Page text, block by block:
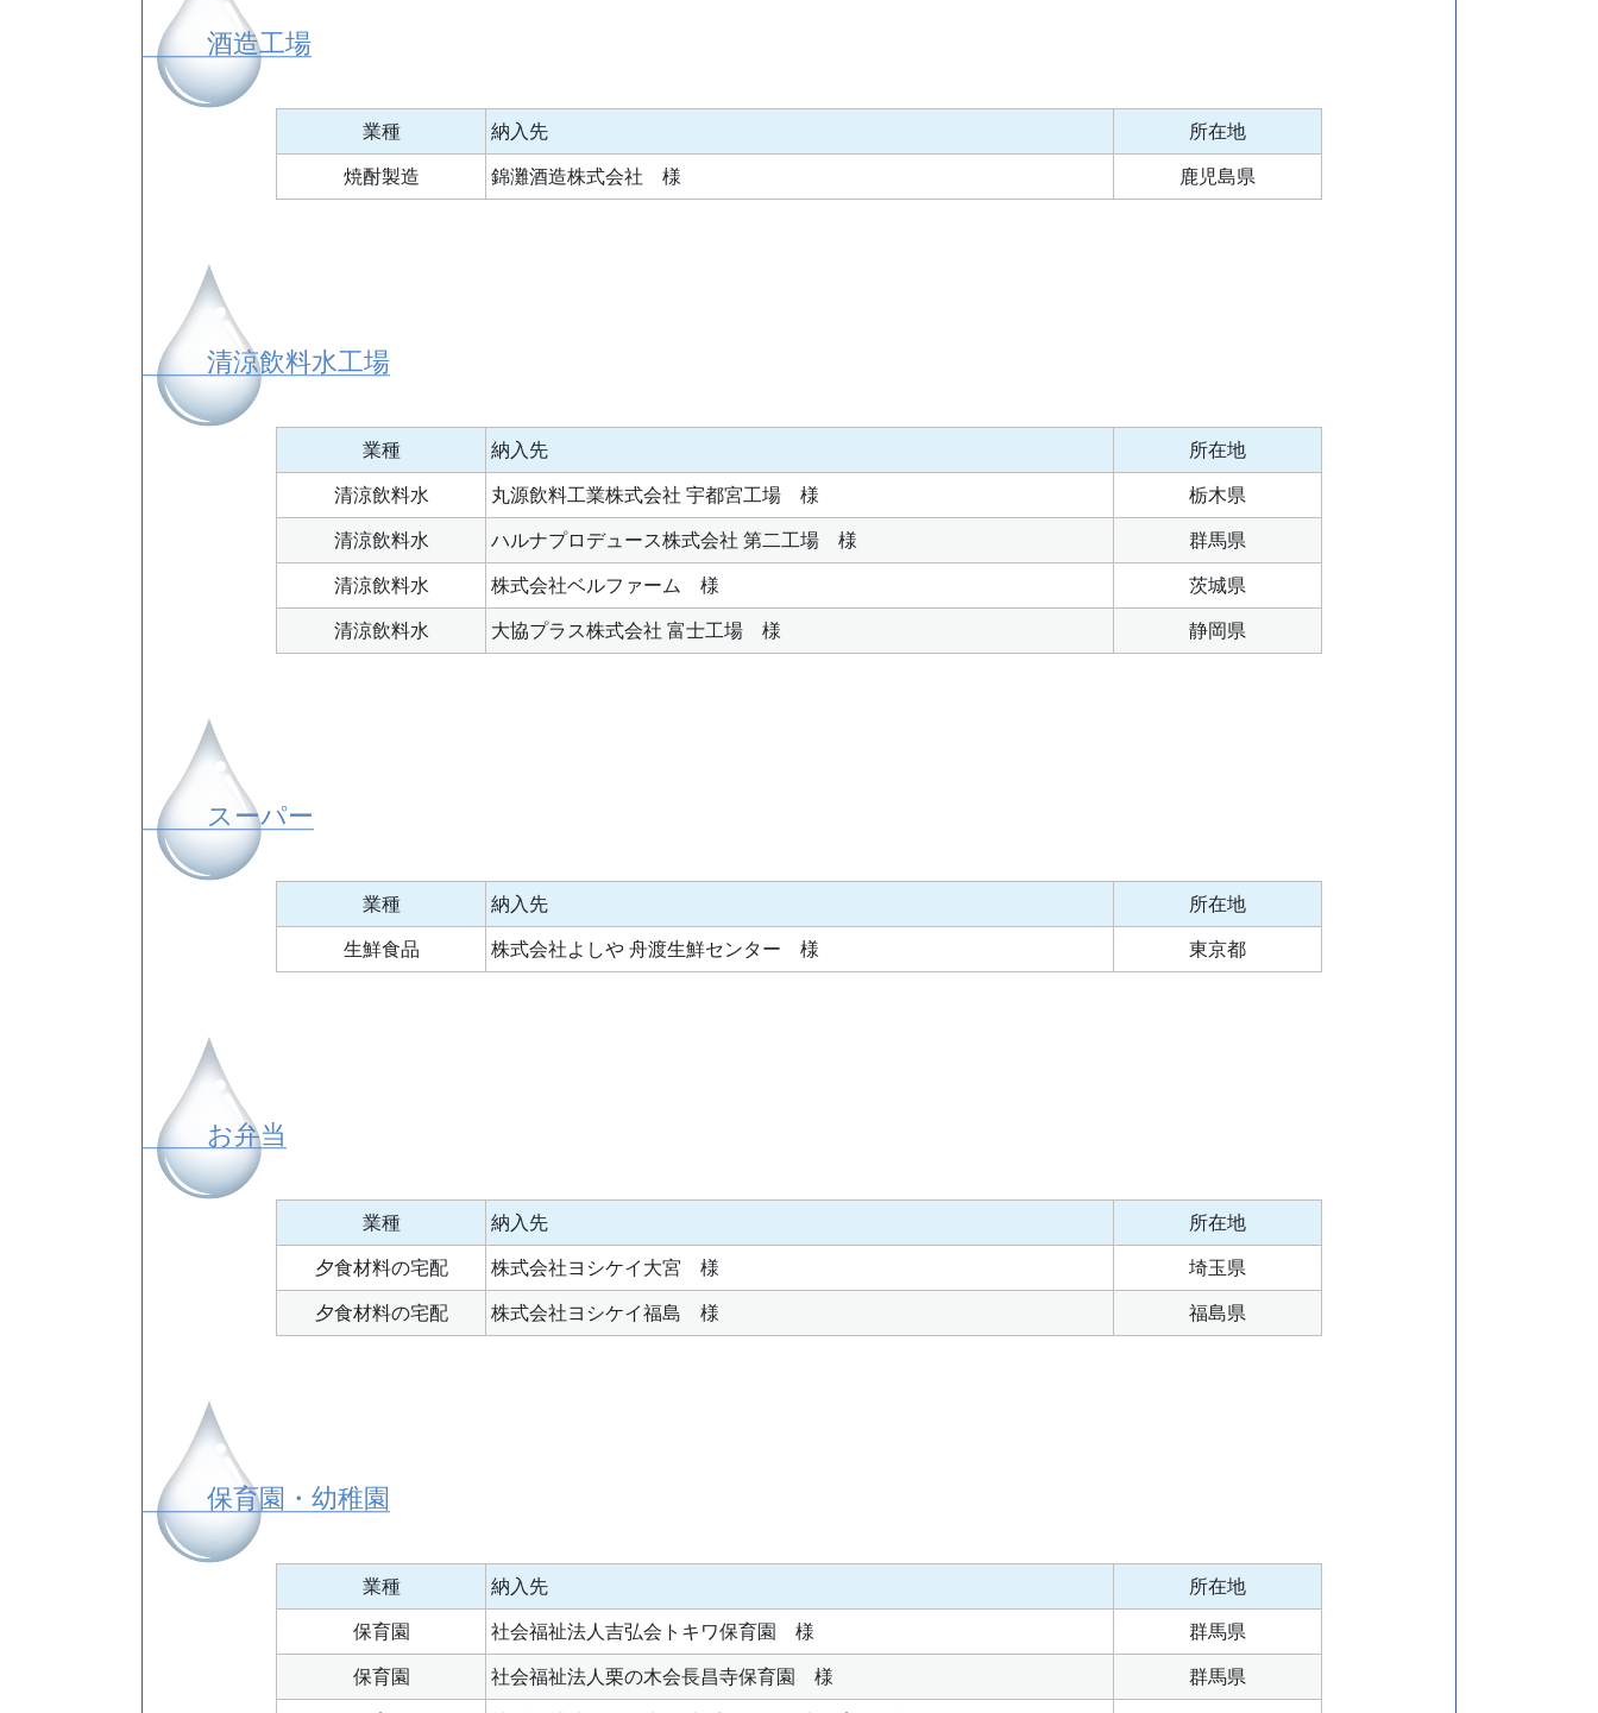
酒造工場
業種 納入先 所在地
焼酎製造 錦灘酒造株式会社 様 鹿児島県
清涼飲料水工場
業種 納入先 所在地
清涼飲料水 丸源飲料工業株式会社 宇都宮工場 様 栃木県
清涼飲料水 ハルナプロデュース株式会社 第二工場 様 群馬県
清涼飲料水 株式会社ベルファーム 様 茨城県
清涼飲料水 大協プラス株式会社 富士工場 様 静岡県
スーパー
業種 納入先 所在地
生鮮食品 株式会社よしや 舟渡生鮮センター 様 東京都
お弁当
業種 納入先 所在地
夕食材料の宅配 株式会社ヨシケイ大宮 様 埼玉県
夕食材料の宅配 株式会社ヨシケイ福島 様 福島県
保育園・幼稚園
業種 納入先 所在地
保育園 社会福祉法人吉弘会トキワ保育園 様 群馬県
保育園 社会福祉法人栗の木会長昌寺保育園 様 群馬県